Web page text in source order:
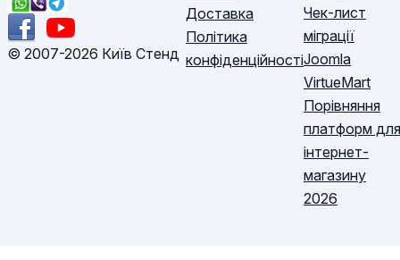
© 2007-2026 Київ Стенд
Доставка
Політика
конфіденційності
Чек-лист
міграції
Joomla
VirtueMart
Порівняння
платформ для
інтернет-
магазину
2026